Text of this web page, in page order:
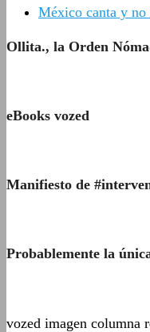
México canta y no
Ollita., la Orden
eBooks vozed
Manifiesto de
Probablemente la
vozed imagen columna